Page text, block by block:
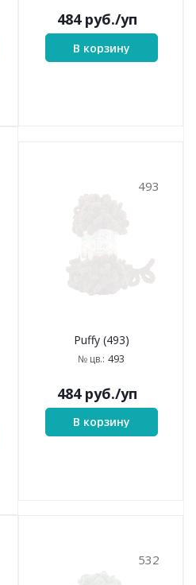
484руб./уп
В корзину
493
Puffy (493)
№ цв.: 493
484руб./уп
В корзину
532